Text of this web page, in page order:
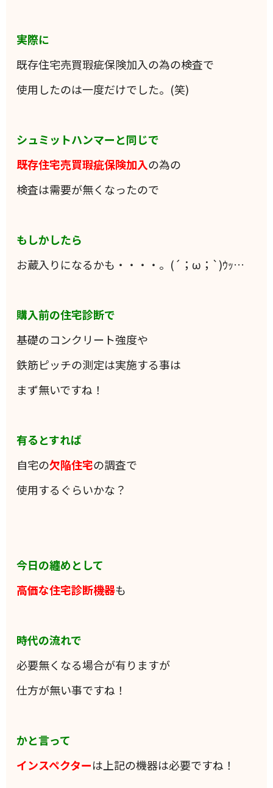
実際に
既存住宅売買瑕疵保険加入の為の検査で
使用したのは一度だけでした。(笑)
シュミットハンマーと同じで
既存住宅売買瑕疵保険加入の為の
検査は需要が無くなったので
もしかしたら
お蔵入りになるかも・・・・。(´；ω；`)ｳｯ…
購入前の住宅診断で
基礎のコンクリート強度や
鉄筋ピッチの測定は実施する事は
まず無いですね！
有るとすれば
自宅の欠陥住宅の調査で
使用するぐらいかな？
今日の纏めとして
高価な住宅診断機器も
時代の流れで
必要無くなる場合が有りますが
仕方が無い事ですね！
かと言って
インスペクターは上記の機器は必要ですね！